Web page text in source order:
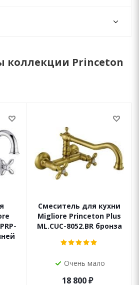
коллекции Princeton
Смеситель для кухни
Migliore Princeton Plus
ML.CUC-8052.BR бронза
Очень мало
18 800₽